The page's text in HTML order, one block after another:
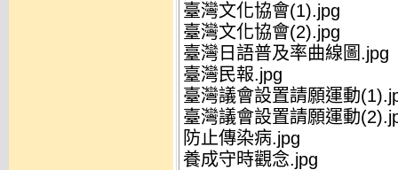
臺灣文化協會(1).jpg
臺灣文化協會(2).jpg
臺灣日語普及率曲線圖.jpg
臺灣民報.jpg
臺灣議會設置請願運動
臺灣議會設置請願運動
防止傳染病.jpg
養成守時觀念.jpg